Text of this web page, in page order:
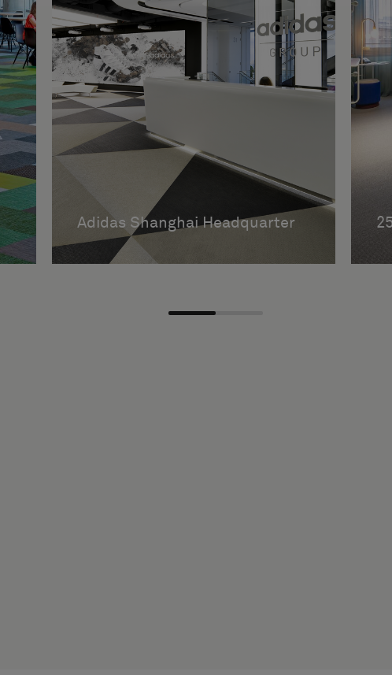
Adidas Shanghai Headquarter